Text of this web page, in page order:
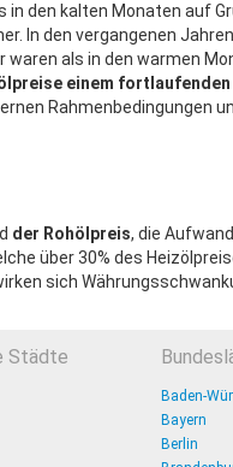
den kalten Monaten auf
In den vergangenen
als in den warmen
einem
Rahmenbedingungen
der Rohölpreis, die
über 30% des
sich
Städte
Baden-
Bayern
Berlin